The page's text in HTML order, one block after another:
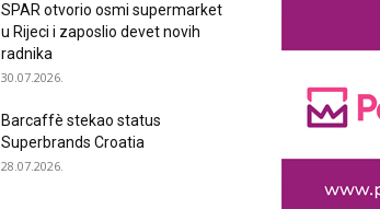
SPAR otvorio osmi supermarket
u Rijeci i zaposlio devet novih
radnika
30.07.2026.
Barcaffè stekao status
Superbrands Croatia
28.07.2026.